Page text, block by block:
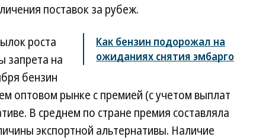
поставок за рубеж.
Как бензин подорожал на
ожиданиях снятия эмбарго
роста
запрета на
бензин
оптовом рынке с премией (с учетом выплат
В среднем по стране премия составляла
экспортной альтернативы. Наличие